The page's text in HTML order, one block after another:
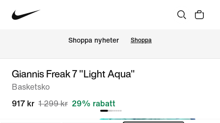
Shoppa nyheter Shoppa
Giannis Freak 7 "Light Aqua"
Basketsko
917 kr 1 299 kr 29% rabatt